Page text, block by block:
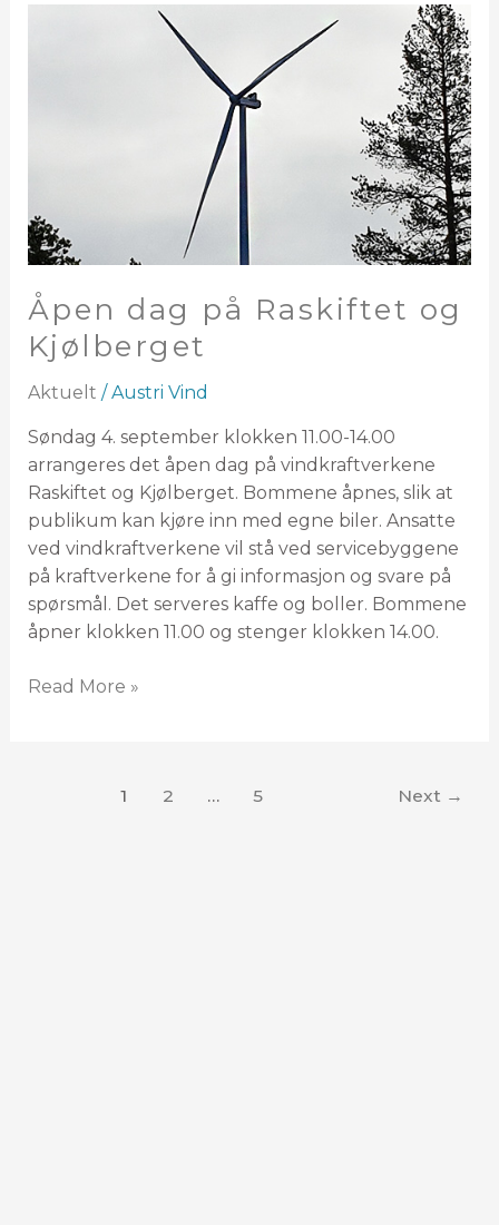
Åpen dag på Raskiftet og
Kjølberget
Aktuelt /Austri Vind
Søndag 4. september klokken 11.00-14.00
arrangeres det åpen dag på vindkraftverkene
Raskiftet og Kjølberget. Bommene åpnes, slik at
publikum kan kjøre inn med egne biler. Ansatte
ved vindkraftverkene vil stå ved servicebyggene
på kraftverkene for å gi informasjon og svare på
spørsmål. Det serveres kaffe og boller. Bommene
åpner klokken 11.00 og stenger klokken 14.00.
Read More »
1 2 … 5 Next →